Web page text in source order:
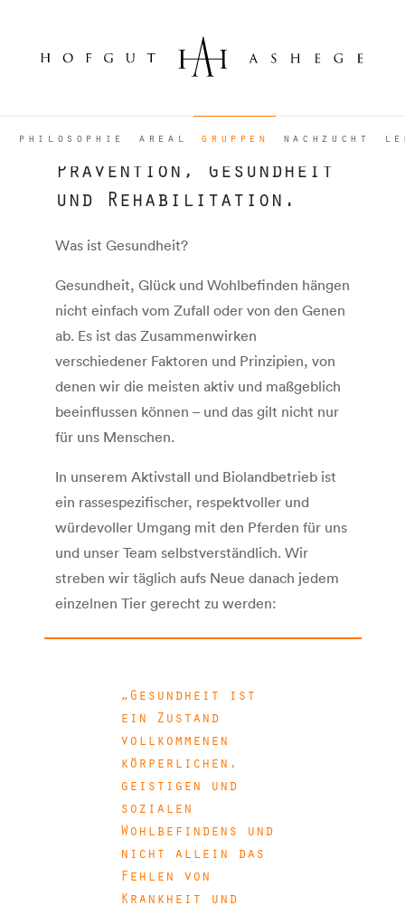
philosophie areal gruppen nachzucht
Prävention, Gesundheit
und Rehabilitation.
Was ist Gesundheit?
Gesundheit, Glück und Wohlbefinden hängen
nicht einfach vom Zufall oder von den Genen
ab. Es ist das Zusammenwirken
verschiedener Faktoren und Prinzipien, von
denen wir die meisten aktiv und maßgeblich
beeinflussen können – und das gilt nicht nur
für uns Menschen.
In unserem Aktivstall und Biolandbetrieb ist
ein rassespezifischer, respektvoller und
würdevoller Umgang mit den Pferden für uns
und unser Team selbstverständlich. Wir
streben wir täglich aufs Neue danach jedem
einzelnen Tier gerecht zu werden:
Gesundheit ist
ein Zustand
vollkommenen
körperlichen,
geistigen und
sozialen
Wohlbefindens und
nicht allein das
Fehlen von
Krankheit und